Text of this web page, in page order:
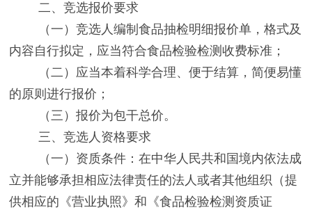
二、竞选报价要求
（一）竞选人编制食品抽检明细报价单，格式及
内容自行拟定，应当符合食品检验检测 收费标准；
（二） 应当本着科学合理、便于结算，简便易懂
的原则进行报价；
（三）报价为包干总价。
三、竞选人资格要求
（一） 资质条件：在中华人民共和国境内依法成
立并能够承担相应法律责任的法人或者其他组织 （提
供相应的《营业执照》和《食品检验检测资质证